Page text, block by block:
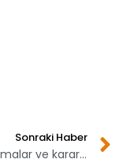
Sonraki Haber
Yeni kısıtlamalar ve kararlar açıklandı!